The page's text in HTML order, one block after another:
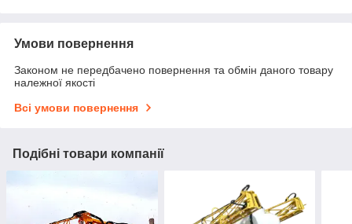
Умови повернення
Законом не передбачено повернення та обмін даного товару
належної якості
Всі умови повернення
Подібні товари компанії